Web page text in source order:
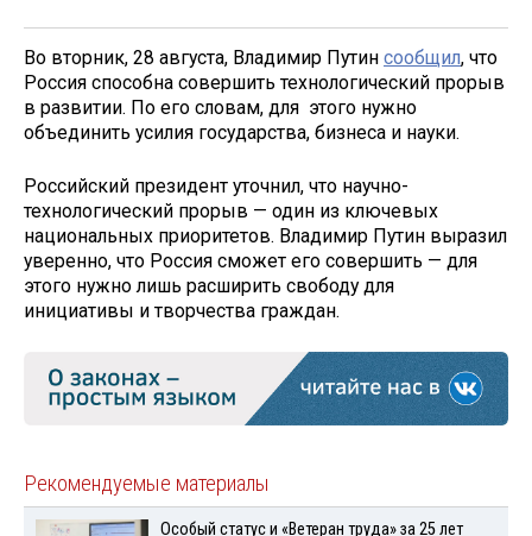
Во вторник, 28 августа, Владимир Путин сообщил, что
Россия способна совершить технологический прорыв
в развитии. По его словам, для этого нужно
объединить усилия государства, бизнеса и науки.
Российский президент уточнил, что научно-
технологический прорыв — один из ключевых
национальных приоритетов. Владимир Путин выразил
уверенно, что Россия сможет его совершить — для
этого нужно лишь расширить свободу для
инициативы и творчества граждан.
Рекомендуемые материалы
Особый статус и «Ветеран труда» за 25 лет